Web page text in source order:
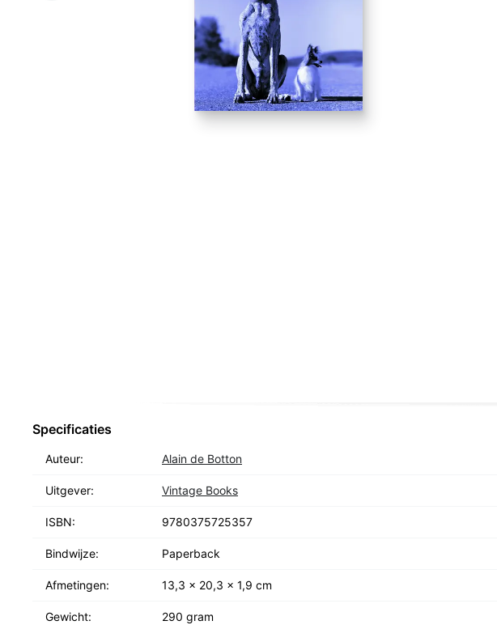
Specificaties
Auteur: Alain de Botton
Uitgever: Vintage Books
ISBN: 9780375725357
Bindwijze: Paperback
Afmetingen: 13,3 x 20,3 x 1,9 cm
Gewicht: 290 gram